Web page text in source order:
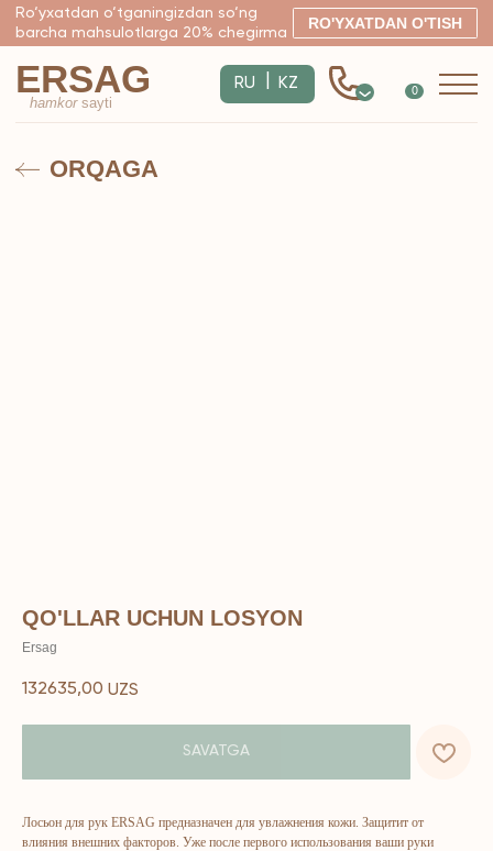
Ro‘yxatdan o‘tganingizdan so‘ng
barcha mahsulotlarga 20% chegirma
RO'YXATDAN O'TISH
0
ERSAG
hamkorsayti
ORQAGA
QO'LLAR UCHUN LOSYON
Ersag
132635,00 UZS
SAVATGA
Лосьон для рук ERSAG предназначен для увлажнения кожи. Защитит от
влияния внешних факторов. Уже после первого использования ваши руки
ERSAG
hamkorsayti